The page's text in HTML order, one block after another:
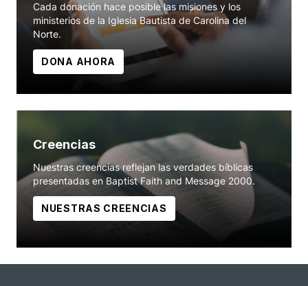
Cada donación hace posible las misiones y los
ministerios de la Iglesia Bautista de Carolina del
Norte.
DONA AHORA
Creencias
Nuestras creencias reflejan las verdades bíblicas
presentadas en Baptist Faith and Message 2000.
NUESTRAS CREENCIAS